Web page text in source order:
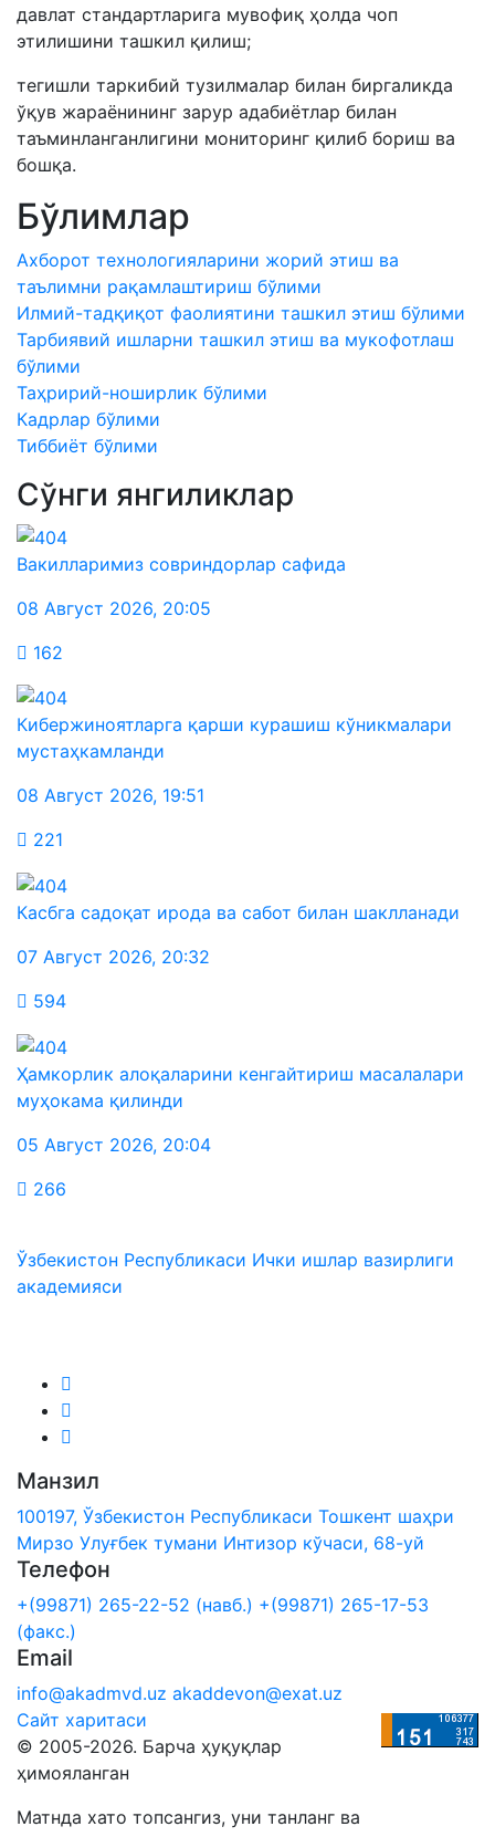
давлат стандартларига мувофиқ ҳолда чоп
этилишини ташкил қилиш;
тегишли таркибий тузилмалар билан биргаликда
ўқув жараёнининг зарур адабиётлар билан
таъминланганлигини мониторинг қилиб бориш ва
бошқа.
Бўлимлар
Ахборот технологияларини жорий этиш ва
таълимни рақамлаштириш бўлими
Илмий-тадқиқот фаолиятини ташкил этиш бўлими
Тарбиявий ишларни ташкил этиш ва мукофотлаш
бўлими
Таҳририй-ноширлик бўлими
Кадрлар бўлими
Тиббиёт бўлими
Сўнги янгиликлар
Вакилларимиз совриндорлар сафида
08 Август 2026, 20:05
162
Кибержиноятларга қарши курашиш кўникмалари
мустаҳкамланди
08 Август 2026, 19:51
221
Касбга садоқат ирода ва сабот билан шаклланади
07 Август 2026, 20:32
594
Ҳамкорлик алоқаларини кенгайтириш масалалари
муҳокама қилинди
05 Август 2026, 20:04
266
Ўзбекистон Республикаси Ички ишлар вазирлиги
академияси
Манзил
100197, Ўзбекистон Республикаси Тошкент шаҳри
Мирзо Улуғбек тумани Интизор кўчаси, 68-уй
Телефон
+(99871) 265-22-52 (навб.) +(99871) 265-17-53
(факс.)
Email
info@akadmvd.uz akaddevon@exat.uz
Сайт харитаси
© 2005-2026. Барча ҳуқуқлар
ҳимояланган
Матнда хато топсангиз, уни танланг ва